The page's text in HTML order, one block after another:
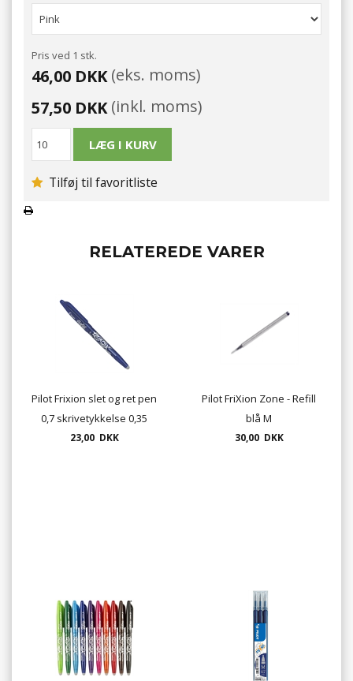
Pris ved 1 stk.
46,00 DKK(eks. moms)
57,50 DKK(inkl. moms)
Tilføj til favoritliste
RELATEREDE VARER
Pilot Frixion slet og ret pen
0,7 skrivetykkelse 0,35
farve sort blå rød og grøn
23,00 DKK
Pilot FriXion Zone - Refill
blå M
30,00 DKK